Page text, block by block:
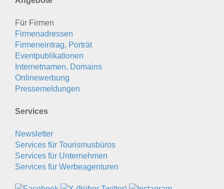
Für Firmen
Firmenadressen
Firmeneintrag, Porträt
Eventpublikationen
Internetnamen, Domains
Onlinewerbung
Pressemeldungen
Services
Newsletter
Services für Tourismusbüros
Services für Unternehmen
Services für Werbeagenturen